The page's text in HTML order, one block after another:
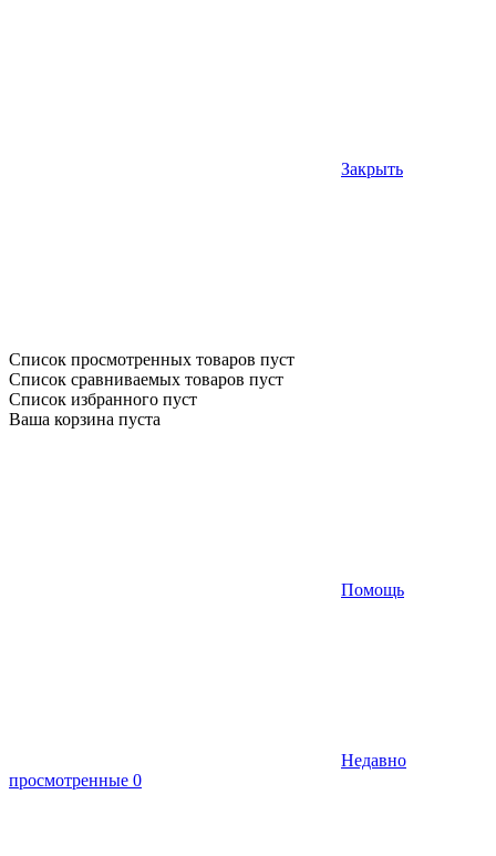
Закрыть
Список просмотренных товаров пуст
Список сравниваемых товаров пуст
Список избранного пуст
Ваша корзина пуста
Помощь
Недавно
просмотренные 0